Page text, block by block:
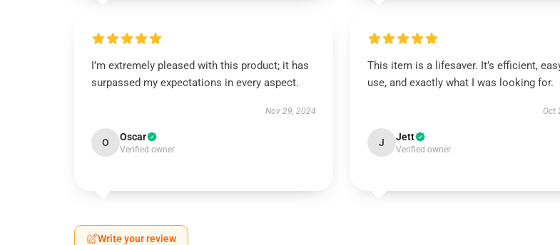
I’m extremely pleased with this product; it has
surpassed my expectations in every aspect.
Nov 29, 2024
O Oscar
Verified owner
This item is a lifesaver. It’s efficient,
use, and exactly what I was looking for.
Oct
J Jett
Verified owner
Write your review